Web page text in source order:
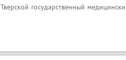
Тверской государственный